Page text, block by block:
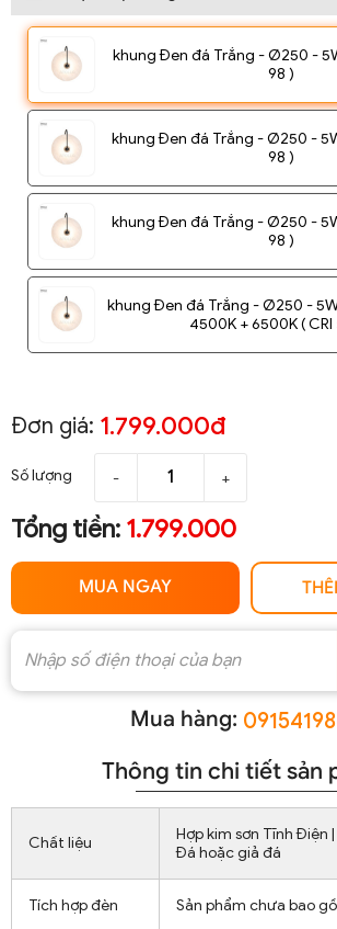
khung Đen đá Trắng - Ø250 -
98 )
khung Đen đá Trắng - Ø250 -
98 )
khung Đen đá Trắng - Ø250 -
98 )
khung Đen đá Trắng - Ø250 -
4500K + 6500K ( CRI
Đơn giá: 1.799.000đ
Số lượng - +
Tổng tiền: 1.799.000
MUA NGAY
Mua hàng:
Thông tin chi tiết sản
Chất liệu
Hợp kim sơn Tĩnh Điện
Đá hoặc giả đá
Tích hợp đèn Sản phẩm chưa bao